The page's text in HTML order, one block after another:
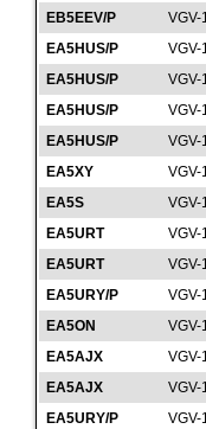
EB5EEV/P
VGV-
EA5HUS/P
VGV-
EA5HUS/P
VGV-
EA5HUS/P
VGV-
EA5HUS/P
VGV-
EA5XY
VGV-
EA5S
VGV-
EA5URT
VGV-
EA5URT
VGV-
EA5URY/P
VGV-
EA5ON
VGV-
EA5AJX
VGV-
EA5AJX
VGV-
EA5URY/P
VGV-